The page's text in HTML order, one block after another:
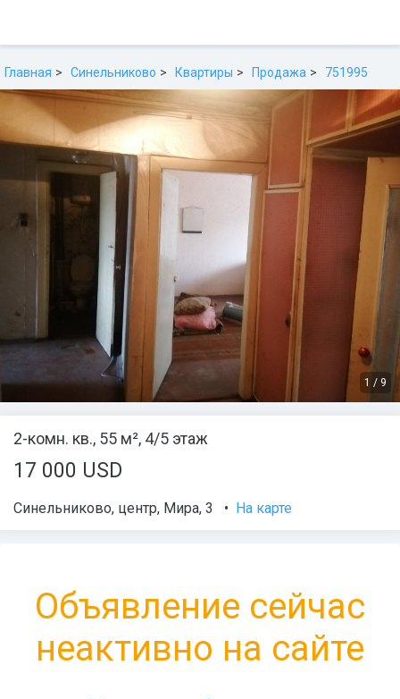
Главная Синельниково Квартиры Продажа 751995
1 / 9
2-комн. кв., 55 м², 4/5 этаж
17 000 USD
Синельниково, центр, Мира, 3 • На карте
Объявление сейчас
неактивно на сайте